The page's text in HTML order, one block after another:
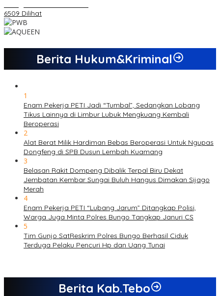
6509 Dilihat
Berita Hukum&Kriminal
1
Enam Pekerja PETI Jadi “Tumbal”, Sedangkan Lobang
Tikus Lainnya di Limbur Lubuk Mengkuang Kembali
Beroperasi
2
Alat Berat Milik Hardiman Bebas Beroperasi Untuk Ngupas
Dongfeng di SPB Dusun Lembah Kuamang
3
Belasan Rakit Dompeng Dibalik Terpal Biru Dekat
Jembatan Kembar Sungai Buluh Hangus Dimakan Sijago
Merah
4
Enam Pekerja PETI “Lubang Jarum” Ditangkap Polisi,
Warga Juga Minta Polres Bungo Tangkap Januri CS
5
Tim Gunjo SatReskrim Polres Bungo Berhasil Ciduk
Terduga Pelaku Pencuri Hp dan Uang Tunai
Berita Kab.Tebo